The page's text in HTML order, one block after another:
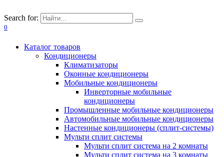
Search for:
0
Каталог товаров
Кондиционеры
Климатизаторы
Оконные кондиционеры
Мобильные кондиционеры
Инверторные мобильные
кондиционеры
Промышленные мобильные кондиционеры
Автомобильные мобильные кондиционеры
Настенные кондиционеры (сплит-системы)
Мульти сплит системы
Мульти сплит система на 2 комнаты
Мульти сплит система на 3 комнаты